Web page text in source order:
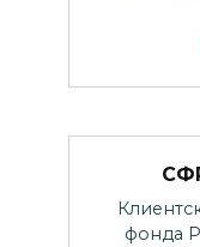
фонда